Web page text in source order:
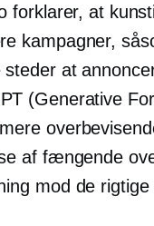
forklarer, at
kampagner,
steder at
(Generative
af fængende
mod de rigtige